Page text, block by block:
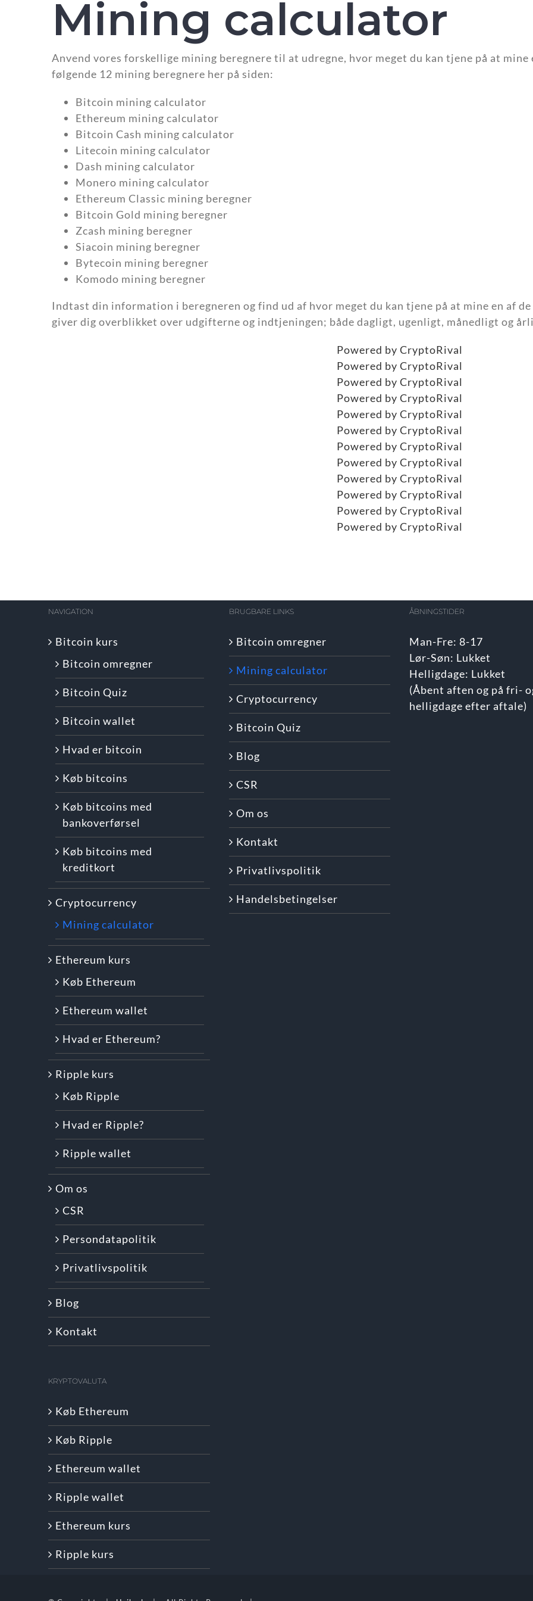
Mining calculator
Anvend vores forskellige mining beregnere til at udregne, hvor meget du kan tjene på at
følgende 12 mining beregnere her på siden:
Bitcoin mining calculator
Ethereum mining calculator
Bitcoin Cash mining calculator
Litecoin mining calculator
Dash mining calculator
Monero mining calculator
Ethereum Classic mining beregner
Bitcoin Gold mining beregner
Zcash mining beregner
Siacoin mining beregner
Bytecoin mining beregner
Komodo mining beregner
Indtast din information i beregneren og find ud af hvor meget du kan tjene på at mine en af
giver dig overblikket over udgifterne og indtjeningen; både dagligt, ugenligt, månedligt og
Powered by CryptoRival
Powered by CryptoRival
Powered by CryptoRival
Powered by CryptoRival
Powered by CryptoRival
Powered by CryptoRival
Powered by CryptoRival
Powered by CryptoRival
Powered by CryptoRival
Powered by CryptoRival
Powered by CryptoRival
Powered by CryptoRival
NAVIGATION
Bitcoin kurs
Bitcoin omregner
Bitcoin Quiz
Bitcoin wallet
Hvad er bitcoin
Køb bitcoins
Køb bitcoins med
bankoverførsel
Køb bitcoins med
kreditkort
Cryptocurrency
Mining calculator
Ethereum kurs
Køb Ethereum
Ethereum wallet
Hvad er Ethereum?
Ripple kurs
Køb Ripple
Hvad er Ripple?
Ripple wallet
Om os
CSR
Persondatapolitik
Privatlivspolitik
Blog
Kontakt
KRYPTOVALUTA
Køb Ethereum
Køb Ripple
Ethereum wallet
Ripple wallet
Ethereum kurs
Ripple kurs
BRUGBARE LINKS
Bitcoin omregner
Mining calculator
Cryptocurrency
Bitcoin Quiz
Blog
CSR
Om os
Kontakt
Privatlivspolitik
Handelsbetingelser
ÅBNINGSTIDER
Man-Fre: 8-17
Lør-Søn: Lukket
Helligdage: Lukket
(Åbent aften og på fri-
helligdage efter aftale)